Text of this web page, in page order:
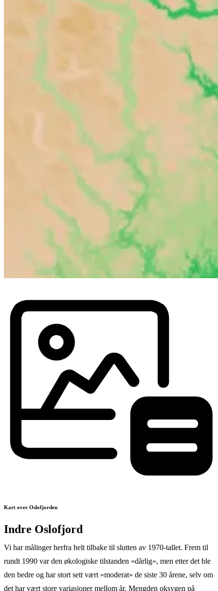
Kart over Oslofjorden
Indre Oslofjord
Vi har målinger herfra helt tilbake til slutten av 1970-tallet. Frem til
rundt 1990 var den økologiske tilstanden «dårlig», men etter det ble
den bedre og har stort sett vært «moderat» de siste 30 årene, selv om
det har vært store variasjoner mellom år. Mengden oksygen på